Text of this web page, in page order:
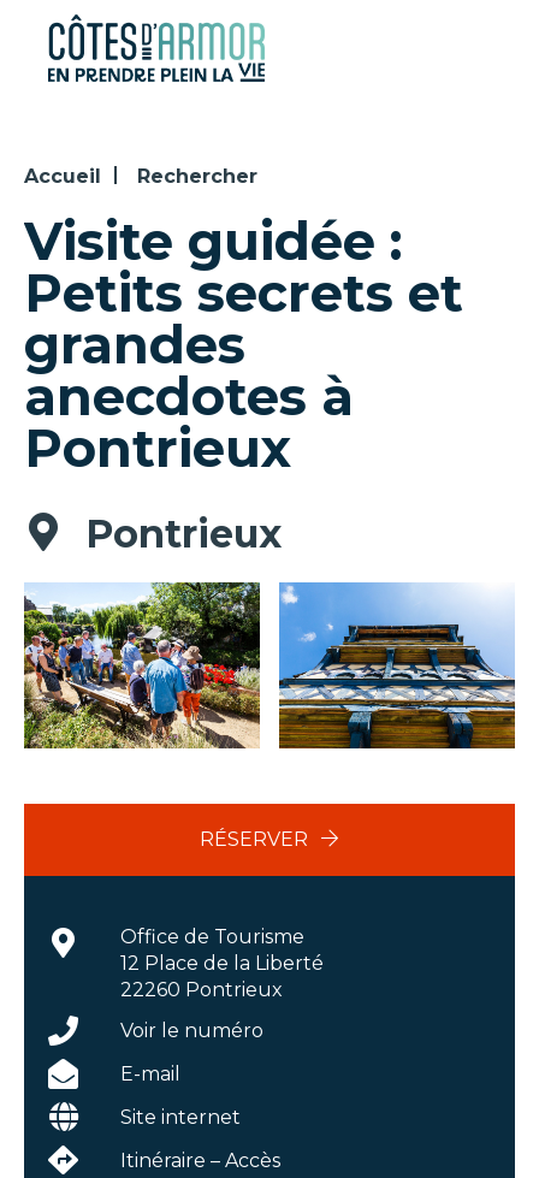
Panneau de gestion des cookies
Accueil Rechercher
Visite guidée :
Petits secrets et
grandes
anecdotes à
Pontrieux
Pontrieux
RÉSERVER
Office de Tourisme
12 Place de la Liberté
22260 Pontrieux
Voir le numéro
E-mail
Site internet
Itinéraire – Accès